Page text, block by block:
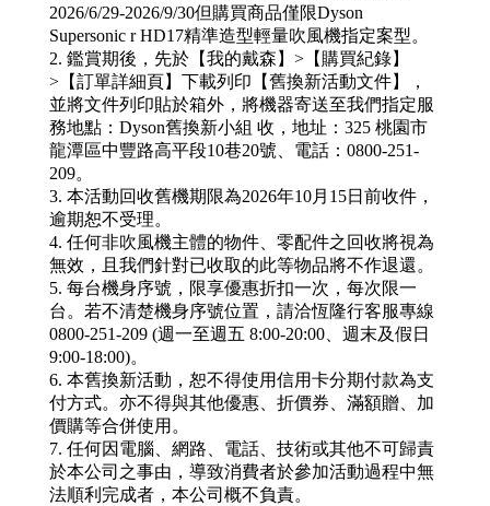
2026/6/29-2026/9/30但購買商品僅限Dyson
Supersonic r HD17精準造型輕量吹風機指定案型。
2. 鑑賞期後，先於【我的戴森】>【購買紀錄】
>【訂單詳細頁】下載列印【舊換新活動文件】，
並將文件列印貼於箱外，將機器寄送至我們指定服
務地點：Dyson舊換新小組 收，地址：325 桃園市
龍潭區中豐路高平段10巷20號、電話：0800-251-
209。
3. 本活動回收舊機期限為2026年10月15日前收件，
逾期恕不受理。
4. 任何非吹風機主體的物件、零配件之回收將視為
無效，且我們針對已收取的此等物品將不作退還。
5. 每台機身序號，限享優惠折扣一次，每次限一
台。若不清楚機身序號位置，請洽恆隆行客服專線
0800-251-209 (週一至週五 8:00-20:00、週末及假日
9:00-18:00)。
6. 本舊換新活動，恕不得使用信用卡分期付款為支
付方式。亦不得與其他優惠、折價券、滿額贈、加
價購等合併使用。
7. 任何因電腦、網路、電話、技術或其他不可歸責
於本公司之事由，導致消費者於參加活動過程中無
法順利完成者，本公司概不負責。